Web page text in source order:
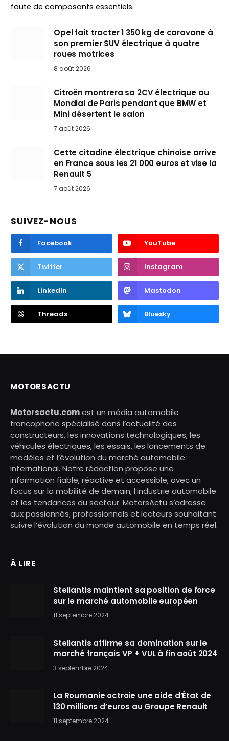
faute de composants essentiels.
Opel fait tracter 1 350 kg de caravane à
son premier SUV électrique à quatre
roues motrices
8 août 2026
Citroën montrera sa 2CV électrique au
Mondial de Paris pendant que BMW et
Mini désertent le salon
7 août 2026
Cette citadine électrique chinoise arrive
en France sous les 21 000 euros et vise la
Renault 5
7 août 2026
SUIVEZ-NOUS
Facebook YouTube
Twitter Instagram
LinkedIn Mastodon
Threads Bluesky
MOTORSACTU
Motorsactu.comest un média automobile
francophone spécialisé dans l’actualité des
constructeurs, les innovations technologiques, les
véhicules électriques, les essais, les lancements de
modèles et l’évolution du marché automobile
international. Notre rédaction propose une
information fiable, réactive et accessible, avec un
focus sur la mobilité de demain, l’industrie automobile
et les tendances du secteur. MotorsActu s’adresse
aux passionnés, professionnels et lecteurs souhaitant
suivre l’évolution du monde automobile en temps réel.
À LIRE
Stellantis maintient sa position de force
sur le marché automobile européen
11 septembre 2024
Stellantis affirme sa domination sur le
marché français VP + VUL à fin août 2024
3 septembre 2024
La Roumanie octroie une aide d’État de
130 millions d’euros au Groupe Renault
11 septembre 2024